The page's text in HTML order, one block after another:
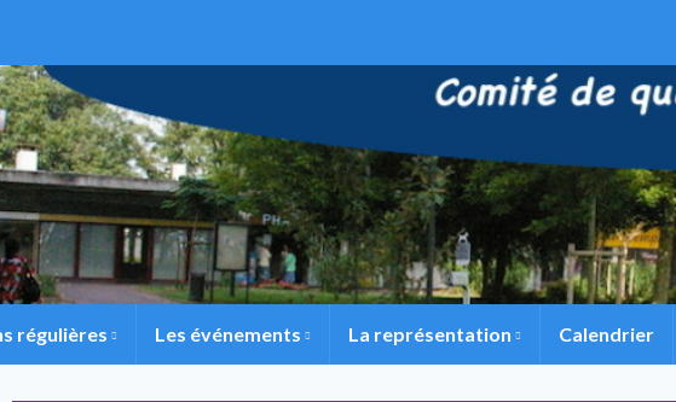
régulières Les événements La représentation Calendrier